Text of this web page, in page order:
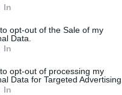
for below specified purposes
In
opt-out of the Sale of my
Data.
In
opt-out of processing my
Data for Targeted Advertising.
In